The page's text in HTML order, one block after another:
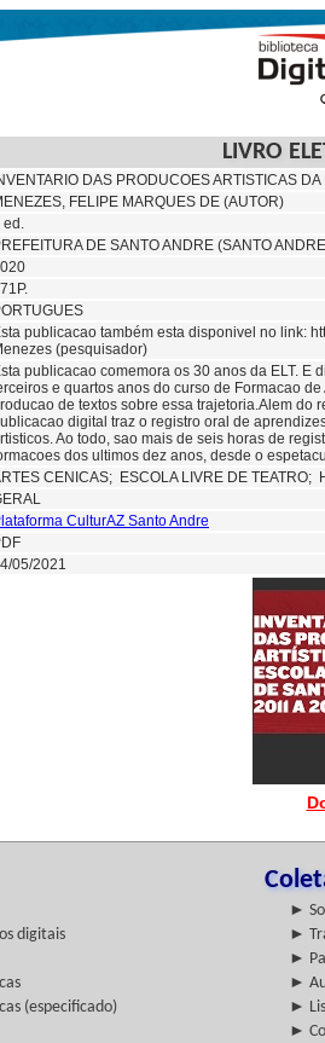
LIVRO
DAS PRODUCOES ARTISTICAS
FELIPE MARQUES DE (AUTOR)
ed.
DE SANTO ANDRE (SANTO
publicacao também esta disponivel no link:
(pesquisador)
publicacao comemora os 30 anos da ELT.
e quartos anos do curso de Formacao
de textos sobre essa trajetoria.Alem do
digital traz o registro oral de
Ao todo, sao mais de seis horas de
dos ultimos dez anos, desde o
CENICAS; ESCOLA LIVRE DE TEATRO;
CulturAZ Santo Andre
05/2021
►
digitais
►
►
►
(especificado)
►
►